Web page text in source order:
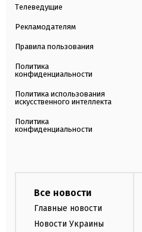
Телеведущие
Рекламодателям
Правила пользования
Политика
конфиденциальности
Политика использования
искусственного интеллекта
Политика
конфиденциальности
Все новости
Главные новости
Новости Украины